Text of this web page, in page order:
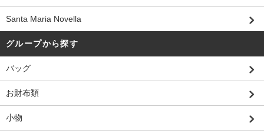
Santa Maria Novella
グループから探す
バッグ
お財布類
小物